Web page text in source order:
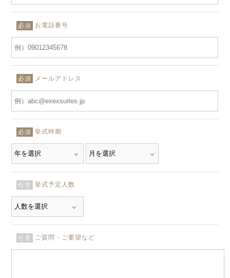
必須 お電話番号
必須 メールアドレス
必須 挙式時期
任意 挙式予定人数
任意 ご質問・ご要望など